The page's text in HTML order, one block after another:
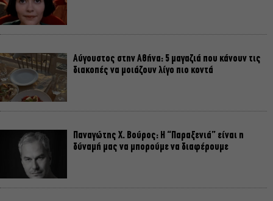
Αύγουστος στην Αθήνα: 5 μαγαζιά που κάνουν τις
διακοπές να μοιάζουν λίγο πιο κοντά
Παναγώτης Χ. Βούρος: Η “Παραξενιά” είναι η
δύναμή μας να μπορούμε να διαφέρουμε